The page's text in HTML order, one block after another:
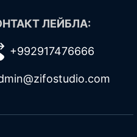
ЛЕЙБЛА:
+992917476666